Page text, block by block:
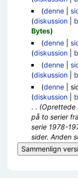
(denne|
(diskussion|
Bytes)
(denne|
(diskussion|
(denne|
(diskussion|
(denne|
(diskussion|
. . (Oprettede
på to serier
serie 1978-
sider. Anden